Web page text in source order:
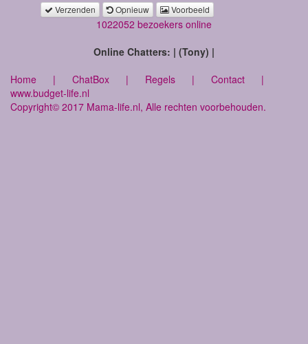
Verzenden Opnieuw Voorbeeld
1022052 bezoekers online
Online Chatters: | (Tony) |
Home | ChatBox | Regels | Contact |
www.budget-life.nl
Copyright© 2017 Mama-life.nl, Alle rechten voorbehouden.